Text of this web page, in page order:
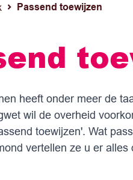
Passend toewijzen
heeft onder meer de
wil de overheid
toewijzen'. Wat
vertellen ze u er alles